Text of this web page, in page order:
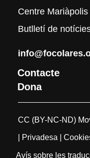
Centre
Butlletí de
Contacte
Dona
CC (BY-NC-ND)
| Privadesa |
Avís sobre les